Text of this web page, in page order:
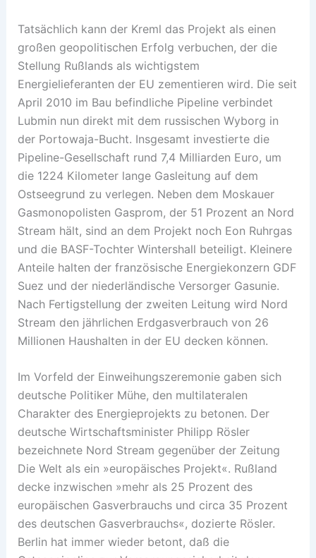
Tatsächlich kann der Kreml das Projekt als einen
großen geopolitischen Erfolg verbuchen, der die
Stellung Rußlands als wichtigstem
Energielieferanten der EU zementieren wird. Die seit
April 2010 im Bau befindliche Pipeline verbindet
Lubmin nun direkt mit dem russischen Wyborg in
der Portowaja-Bucht. Insgesamt investierte die
Pipeline-Gesellschaft rund 7,4 Milliarden Euro, um
die 1224 Kilometer lange Gasleitung auf dem
Ostseegrund zu verlegen. Neben dem Moskauer
Gasmonopolisten Gasprom, der 51 Prozent an Nord
Stream hält, sind an dem Projekt noch Eon Ruhrgas
und die BASF-Tochter Wintershall beteiligt. Kleinere
Anteile halten der französische Energiekonzern GDF
Suez und der niederländische Versorger Gasunie.
Nach Fertigstellung der zweiten Leitung wird Nord
Stream den jährlichen Erdgasverbrauch von 26
Millionen Haushalten in der EU decken können.
Im Vorfeld der Einweihungszeremonie gaben sich
deutsche Politiker Mühe, den multilateralen
Charakter des Energieprojekts zu betonen. Der
deutsche Wirtschaftsminister Philipp Rösler
bezeichnete Nord Stream gegenüber der Zeitung
Die Welt als ein »europäisches Projekt«. Rußland
decke inzwischen »mehr als 25 Prozent des
europäischen Gasverbrauchs und circa 35 Prozent
des deutschen Gasverbrauchs«, dozierte Rösler.
Berlin hat immer wieder betont, daß die